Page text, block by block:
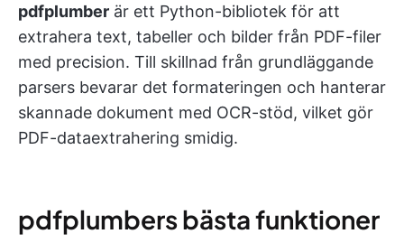
pdfplumber är ett Python-bibliotek för att
extrahera text, tabeller och bilder från PDF-filer
med precision. Till skillnad från grundläggande
parsers bevarar det formateringen och hanterar
skannade dokument med OCR-stöd, vilket gör
PDF-dataextrahering smidig.
pdfplumbers bästa funktioner